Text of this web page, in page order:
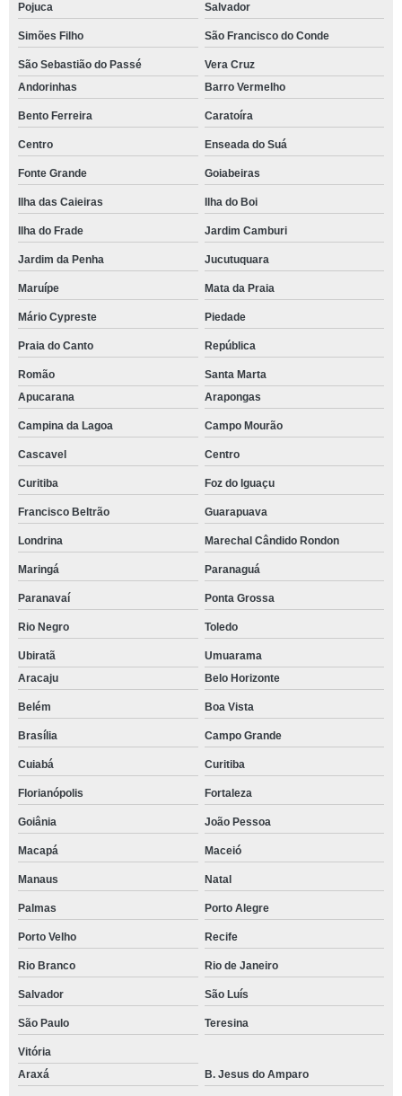
Pojuca Salvador
Simões Filho São Francisco do Conde
São Sebastião do Passé
Vera Cruz
Andorinhas
Barro Vermelho
Bento Ferreira Caratoíra
Centro Enseada do Suá
Fonte Grande Goiabeiras
Ilha das Caieiras Ilha do Boi
Ilha do Frade Jardim Camburi
Jardim da Penha Jucutuquara
Maruípe Mata da Praia
Mário Cypreste Piedade
Praia do Canto República
Romão
Santa Marta
Apucarana
Arapongas
Campina da Lagoa Campo Mourão
Cascavel Centro
Curitiba Foz do Iguaçu
Francisco Beltrão Guarapuava
Londrina Marechal Cândido Rondon
Maringá Paranaguá
Paranavaí Ponta Grossa
Rio Negro Toledo
Ubiratã
Umuarama
Aracaju
Belo Horizonte
Belém Boa Vista
Brasília Campo Grande
Cuiabá Curitiba
Florianópolis Fortaleza
Goiânia João Pessoa
Macapá Maceió
Manaus Natal
Palmas Porto Alegre
Porto Velho Recife
Rio Branco Rio de Janeiro
Salvador São Luís
São Paulo Teresina
Vitória
Araxá
B. Jesus do Amparo